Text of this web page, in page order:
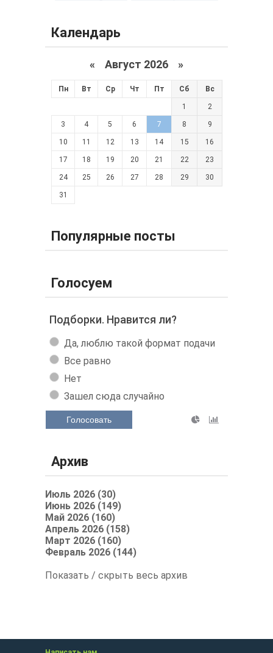
Календарь
« Август 2026 »
Пн Вт Ср Чт Пт Сб Вс
1 2
3 4 5 6 7 8 9
10 11 12 13 14 15 16
17 18 19 20 21 22 23
24 25 26 27 28 29 30
31
Популярные посты
Голосуем
Подборки. Нравится ли?
Да, люблю такой формат подачи
Все равно
Нет
Зашел сюда случайно
Голосовать
Архив
Июль 2026 (30)
Июнь 2026 (149)
Май 2026 (160)
Апрель 2026 (158)
Март 2026 (160)
Февраль 2026 (144)
Показать / скрыть весь архив